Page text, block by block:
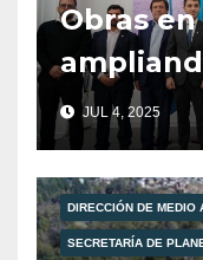
Obras
de gas
JUL 4, 2025
DIRECCIÓN DE MEDIO
SECRETARÍA DE